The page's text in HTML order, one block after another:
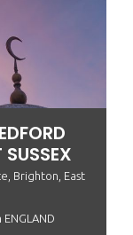
Brighton, East